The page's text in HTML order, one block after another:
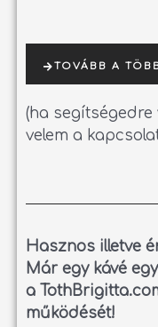
TOVÁBB A
(ha
velem a
Hasznos illetve
Már egy kávé
a
működését!